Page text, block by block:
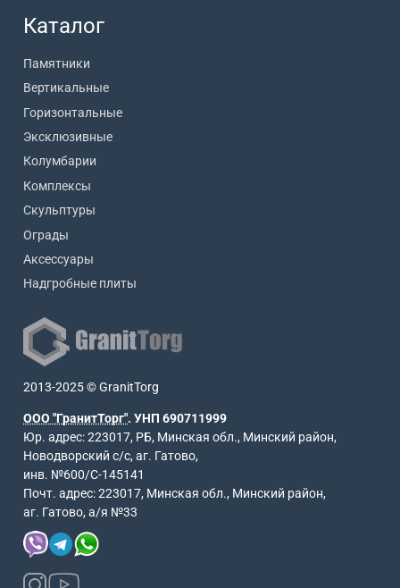
2013-2025 © GranitTorg
ООО "ГранитТорг". УНП 690711999
Юр. адрес: 223017, РБ, Минская обл., Минский район,
Новодворский с/с, аг. Гатово,
инв. №600/С-145141
Почт. адрес: 223017, Минская обл., Минский район,
аг. Гатово, а/я №33
Каталог
Памятники
Вертикальные
Горизонтальные
Эксклюзивные
Колумбарии
Комплексы
Скульптуры
Ограды
Аксессуары
Надгробные плиты